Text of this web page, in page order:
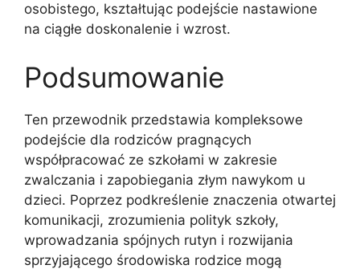
osobistego, kształtując podejście nastawione
na ciągłe doskonalenie i wzrost.
Podsumowanie
Ten przewodnik przedstawia kompleksowe
podejście dla rodziców pragnących
współpracować ze szkołami w zakresie
zwalczania i zapobiegania złym nawykom u
dzieci. Poprzez podkreślenie znaczenia otwartej
komunikacji, zrozumienia polityk szkoły,
wprowadzania spójnych rutyn i rozwijania
sprzyjającego środowiska rodzice mogą